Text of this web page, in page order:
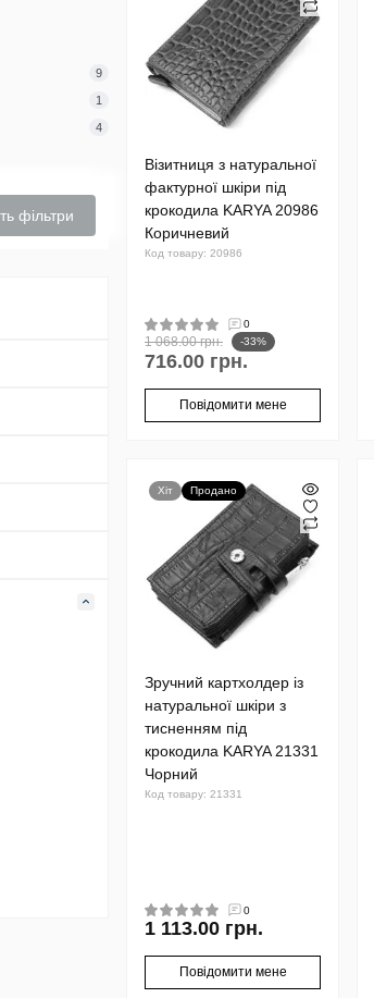
9
1
4
фільтри
Візитниця з натуральної
фактурної шкіри під
крокодила KARYA 20986
Коричневий
Код товару: 20986
0
1 068.00 грн. -33%
716.00 грн.
Повідомити мене
Хіт Продано
Зручний картхолдер із
натуральної шкіри з
тисненням під
крокодила KARYA 21331
Чорний
Код товару: 21331
0
1 113.00 грн.
Повідомити мене